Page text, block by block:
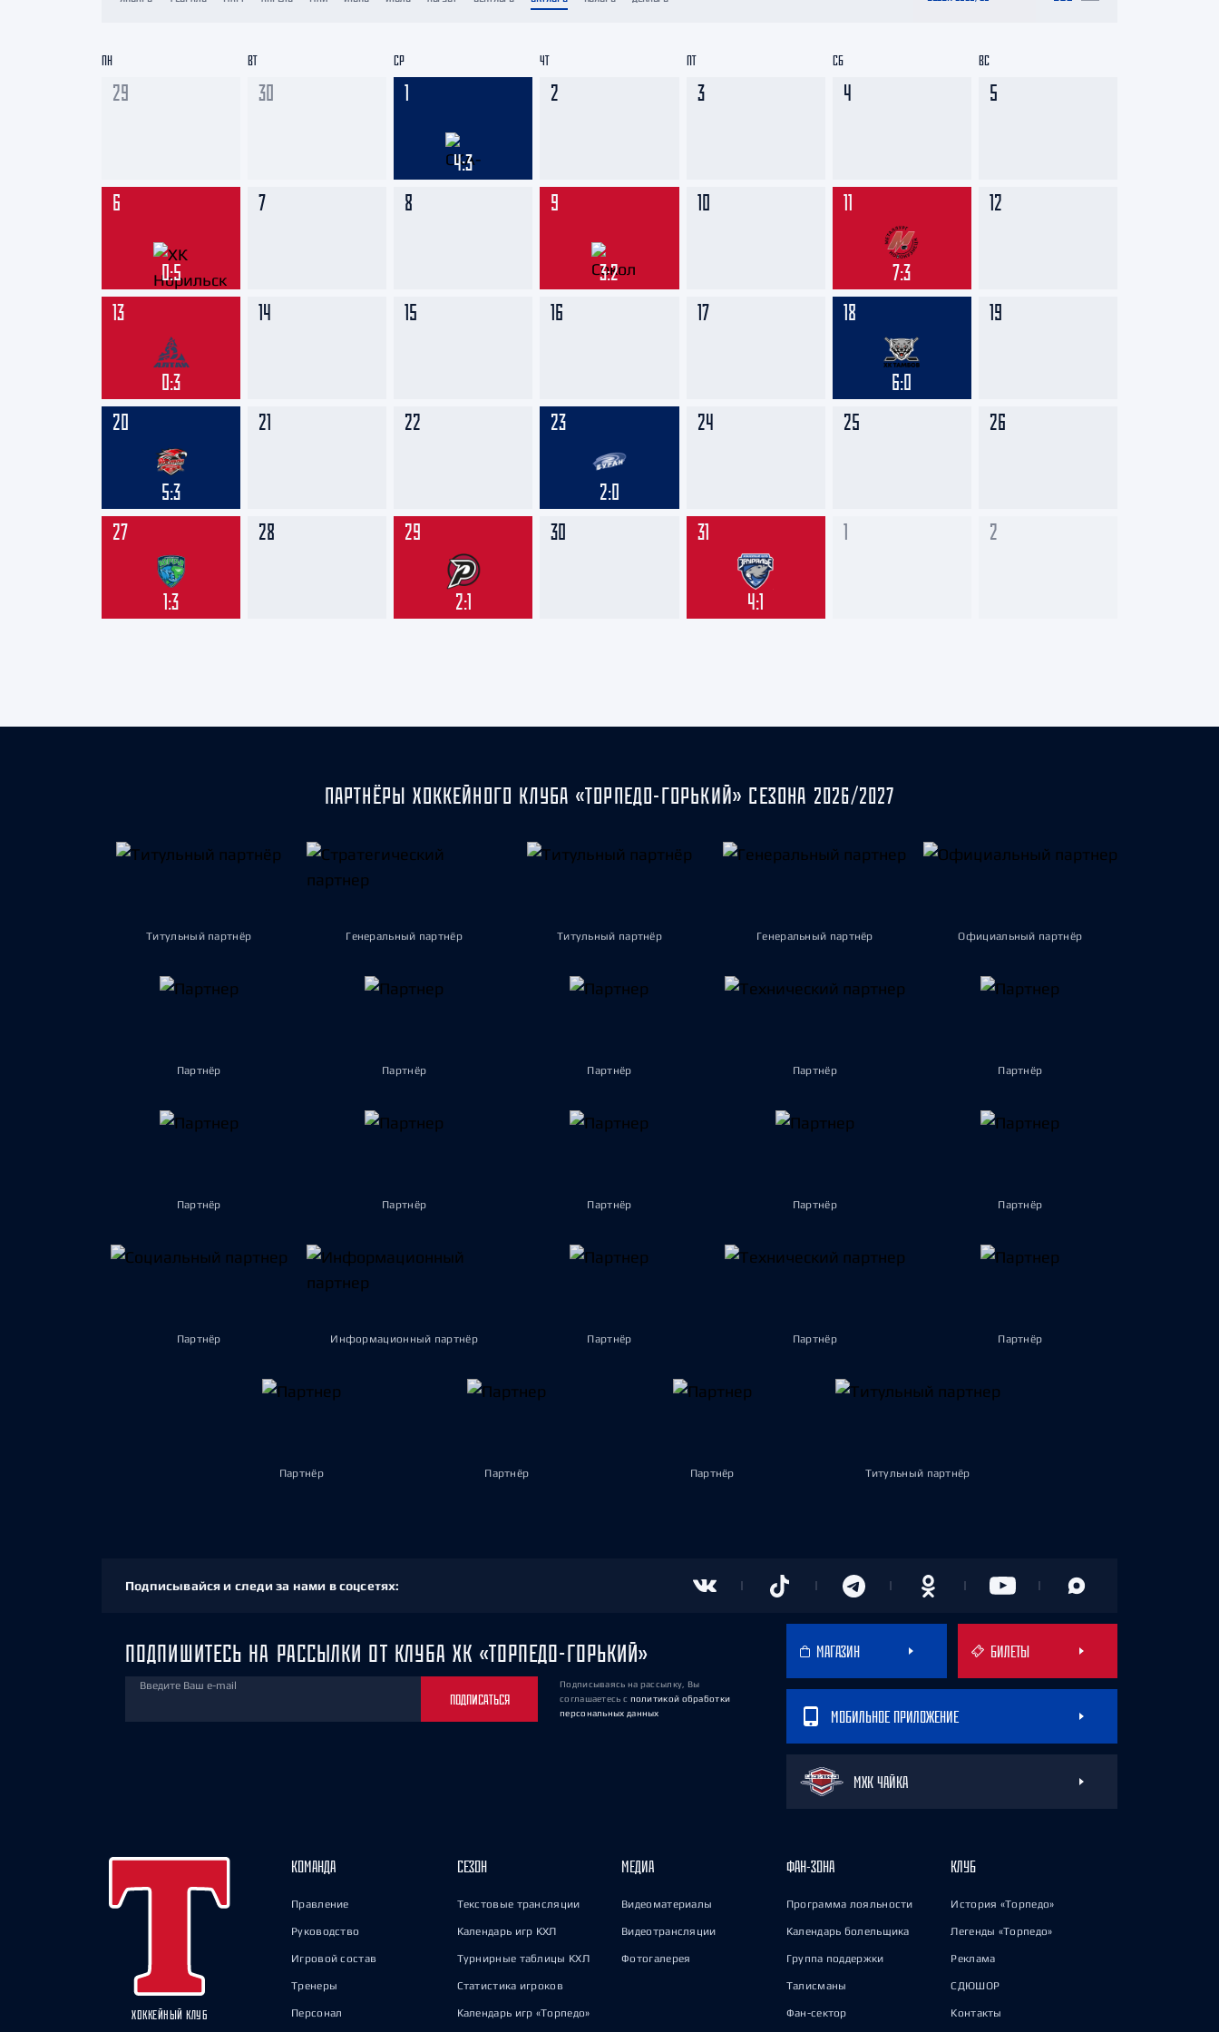
ЦСКА
Шанхайские Драконы
Салават Юлаев
29 30 1
4:3
2 3 4 5
6
0:5
7 8 9
3:2
10 11
7:3
12
13
0:3
14 15 16 17 18
6:0
19
20
5:3
21 22 23
2:0
24 25 26
27
1:3
28 29
2:1
30 31
4:1
1 2
ПН ВТ СР ЧТ ПТ СБ ВС
ПАРТНЁРЫ ХОККЕЙНОГО КЛУБА «ТОРПЕДО-ГОРЬКИЙ» СЕЗОНА 2026/2027
Титульный партнёр Генеральный партнёр Титульный партнёр Генеральный партнёр Официальный партнёр
Партнёр Партнёр Партнёр Партнёр Партнёр
Партнёр Партнёр Партнёр Партнёр Партнёр
Партнёр Информационный партнёр Партнёр Партнёр Партнёр
Партнёр Партнёр Партнёр Титульный партнёр
Подписывайся и следи за нами в соцсетях:
ПОДПИШИТЕСЬ НА РАССЫЛКИ ОТ КЛУБА ХК «ТОРПЕДО-ГОРЬКИЙ»
Введите Ваш e-mail
ПОДПИСАТЬСЯ
Подписываясь на рассылку, Вы
соглашаетесь с политикой обработки
персональных данных
МАГАЗИН БИЛЕТЫ
МОБИЛЬНОЕ ПРИЛОЖЕНИЕ
МХК ЧАЙКА
ХОККЕЙНЫЙ КЛУБ
КОМАНДА
Правление
Руководство
Игровой состав
Тренеры
Персонал
СЕЗОН
Текстовые трансляции
Календарь игр КХЛ
Турнирные таблицы КХЛ
Статистика игроков
Календарь игр «Торпедо»
МЕДИА
Видеоматериалы
Видеотрансляции
Фотогалерея
ФАН-ЗОНА
Программа лояльности
Календарь болельщика
Группа поддержки
Талисманы
Фан-сектор
КЛУБ
История «Торпедо»
Легенды «Торпедо»
Реклама
СДЮШОР
Контакты